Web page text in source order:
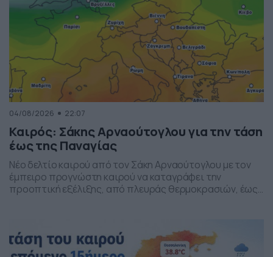
04/08/2026 22:07
Καιρός: Σάκης Αρναούτογλου για την τάση
έως της Παναγίας
Νέο δελτίο καιρού από τον Σάκη Αρναούτογλου με τον
έμπειρο προγνώστη καιρού να καταγράφει την
προοπτική εξέλιξης, από πλευράς θερμοκρασιών, έως